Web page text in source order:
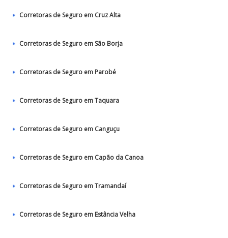
Corretoras de Seguro em Cruz Alta
Corretoras de Seguro em São Borja
Corretoras de Seguro em Parobé
Corretoras de Seguro em Taquara
Corretoras de Seguro em Canguçu
Corretoras de Seguro em Capão da Canoa
Corretoras de Seguro em Tramandaí
Corretoras de Seguro em Estância Velha